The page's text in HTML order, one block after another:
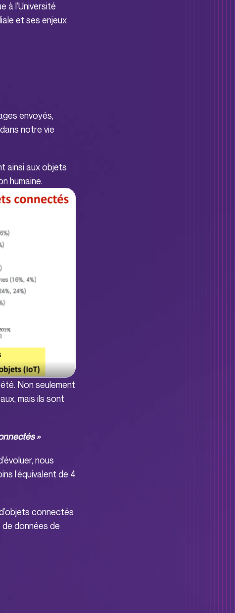
à l’Université
et ses enjeux
envoyés,
notre vie
ainsi aux objets
humaine.
Non seulement
mais ils sont
»
nous
l’équivalent de 4
connectés
de données de